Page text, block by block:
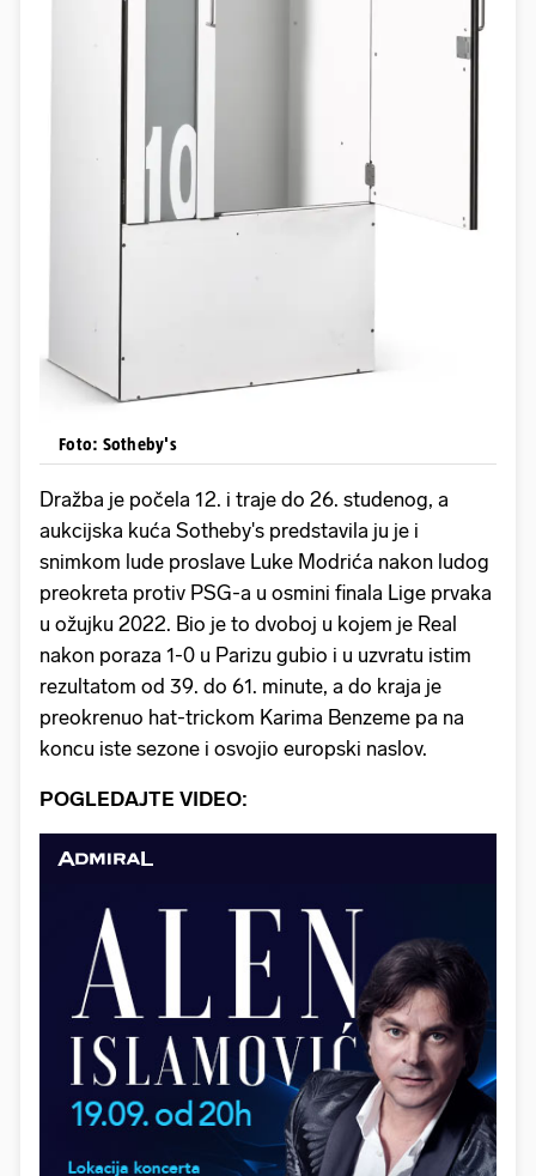
Foto: Sotheby's
Dražba je počela 12. i traje do 26. studenog, a
aukcijska kuća Sotheby's predstavila ju je i
snimkom lude proslave Luke Modrića nakon ludog
preokreta protiv PSG-a u osmini finala Lige prvaka
u ožujku 2022. Bio je to dvoboj u kojem je Real
nakon poraza 1-0 u Parizu gubio i u uzvratu istim
rezultatom od 39. do 61. minute, a do kraja je
preokrenuo hat-trickom Karima Benzeme pa na
koncu iste sezone i osvojio europski naslov.
POGLEDAJTE VIDEO: